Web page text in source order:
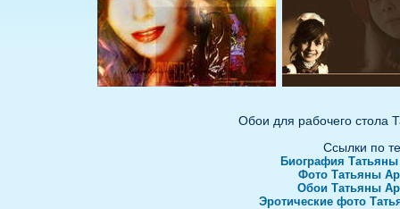
Обои для рабочего стола
Ссылки по
Биография
Фото Татьяны
Обои Татьяны
Эротические фото